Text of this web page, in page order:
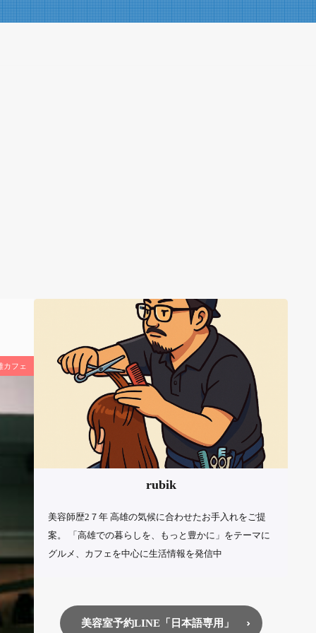
カフェ
rubik
美容師歴2７年 高雄の気候に合わせたお手入れをご提
案。 「高雄での暮らしを、もっと豊かに」をテーマに
グルメ、カフェを中心に生活情報を発信中
美容室予約LINE「日本語専用」